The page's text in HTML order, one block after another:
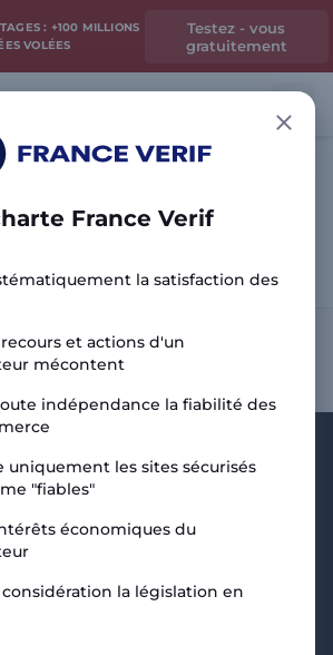
: +100 MILLIONS
VOLÉES
Testez - vous
gratuitement
Analyser le site
France Verif
la satisfaction des
et actions d'un
mécontent
indépendance la fiabilité des
uniquement les sites sécurisés
"fiables"
économiques du
la législation en